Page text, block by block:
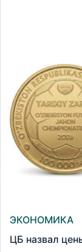
ЭКОНОМИКА
ЦБ назвал